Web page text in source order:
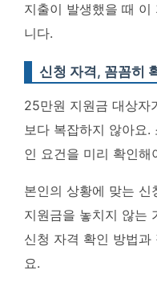
지출이 발생했을 때
니다.
신청 자격, 꼼꼼히
25만원 지원금 대상자
보다 복잡하지 않아요.
인 요건을 미리 확인해
본인의 상황에 맞는 신
지원금을 놓치지 않는
신청 자격 확인 방법과
요.